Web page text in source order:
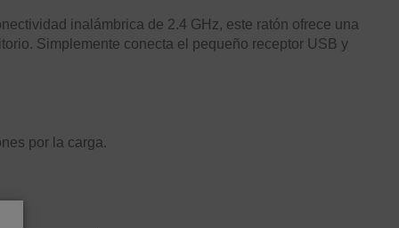
inalámbrica de 2.4 GHz, este ratón ofrece una
Simplemente conecta el pequeño receptor USB y
por la carga.